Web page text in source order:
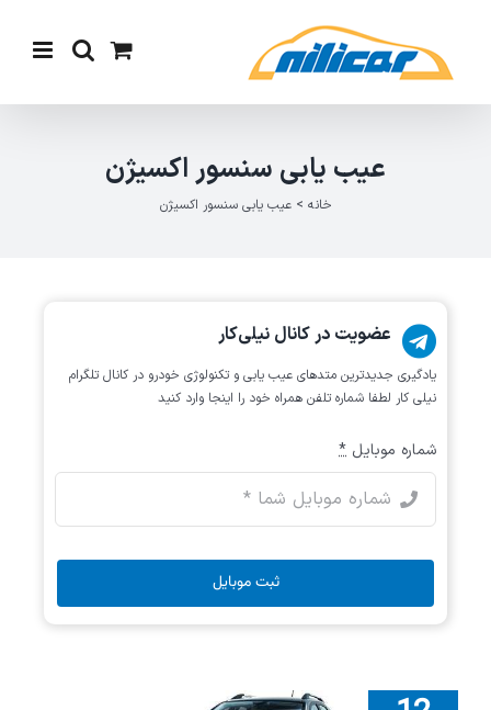
content
عیب یابی سنسور اکسیژن
خانه >عیب یابی سنسور اکسیژن
عضویت در کانال نیلی‌کار
یادگیری جدیدترین متد‌های عیب یابی‌ و تکنولوژی خودرو در کانال تلگرام
نیلی کار لطفا شماره تلفن همراه خود را اینجا وارد کنید
شماره موبایل *
ثبت موبایل